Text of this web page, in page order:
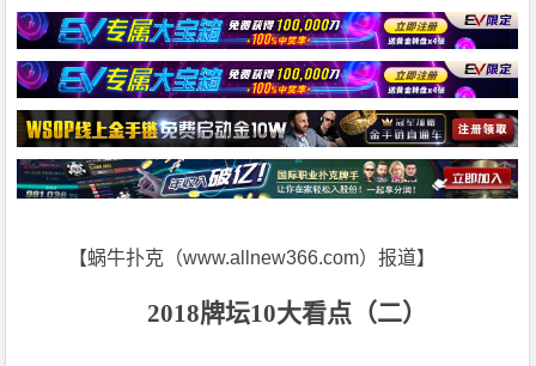
【蜗牛扑克（www.allnew366.com）报道】
2018牌坛10大看点（二）